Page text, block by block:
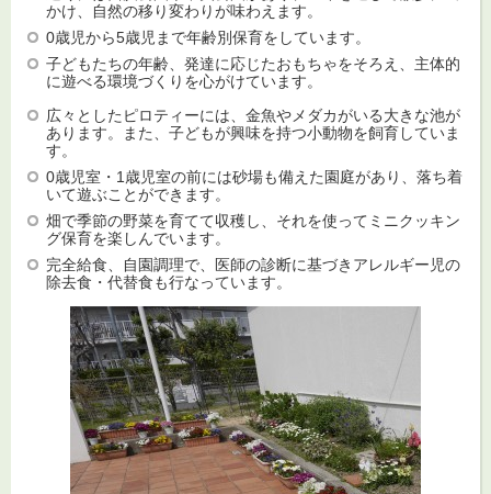
かけ、自然の移り変わりが味わえます。
0歳児から5歳児まで年齢別保育をしています。
子どもたちの年齢、発達に応じたおもちゃをそろえ、主体的
に遊べる環境づくりを心がけています。
広々としたピロティーには、金魚やメダカがいる大きな池が
あります。また、子どもが興味を持つ小動物を飼育していま
す。
0歳児室・1歳児室の前には砂場も備えた園庭があり、落ち着
いて遊ぶことができます。
畑で季節の野菜を育てて収穫し、それを使ってミニクッキン
グ保育を楽しんでいます。
完全給食、自園調理で、医師の診断に基づきアレルギー児の
除去食・代替食も行なっています。